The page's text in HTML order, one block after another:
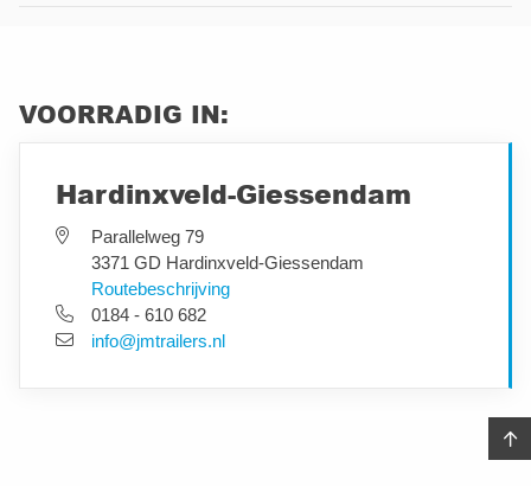
VOORRADIG IN:
Hardinxveld-Giessendam
Parallelweg 79
3371 GD Hardinxveld-Giessendam
Routebeschrijving
0184 - 610 682
info@jmtrailers.nl